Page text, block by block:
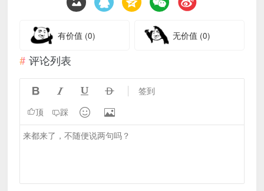
有价值 (0) 无价值 (0)
评论列表
    签到
顶 踩  